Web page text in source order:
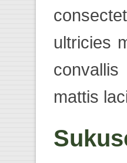
ultricies
mattis